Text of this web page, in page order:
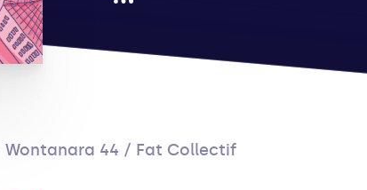
Wontanara 44 / Fat Collectif